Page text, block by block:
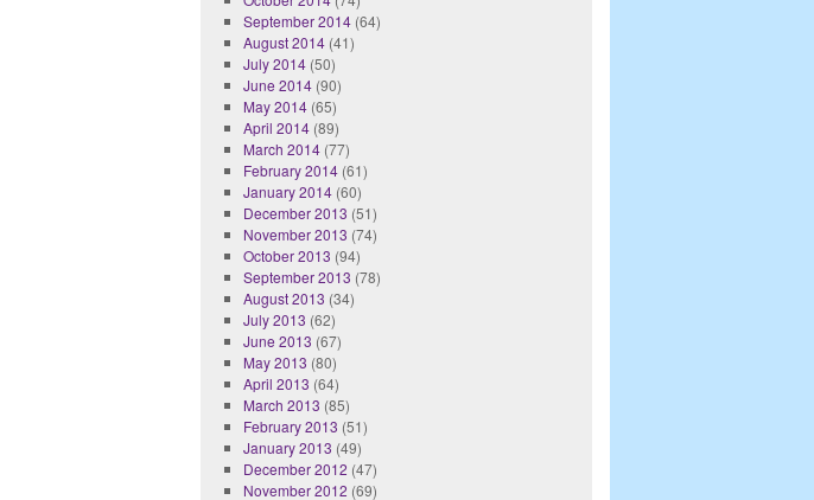
September 2014(64)
August 2014(41)
July 2014(50)
June 2014(90)
May 2014(65)
April 2014(89)
March 2014(77)
February 2014(61)
January 2014(60)
December 2013 (51)
November 2013 (74)
October 2013 (94)
September 2013 (78)
August 2013 (34)
July 2013 (62)
June 2013 (67)
May 2013 (80)
April 2013 (64)
March 2013 (85)
February 2013 (51)
January 2013 (49)
December 2012 (47)
November 2012 (69)